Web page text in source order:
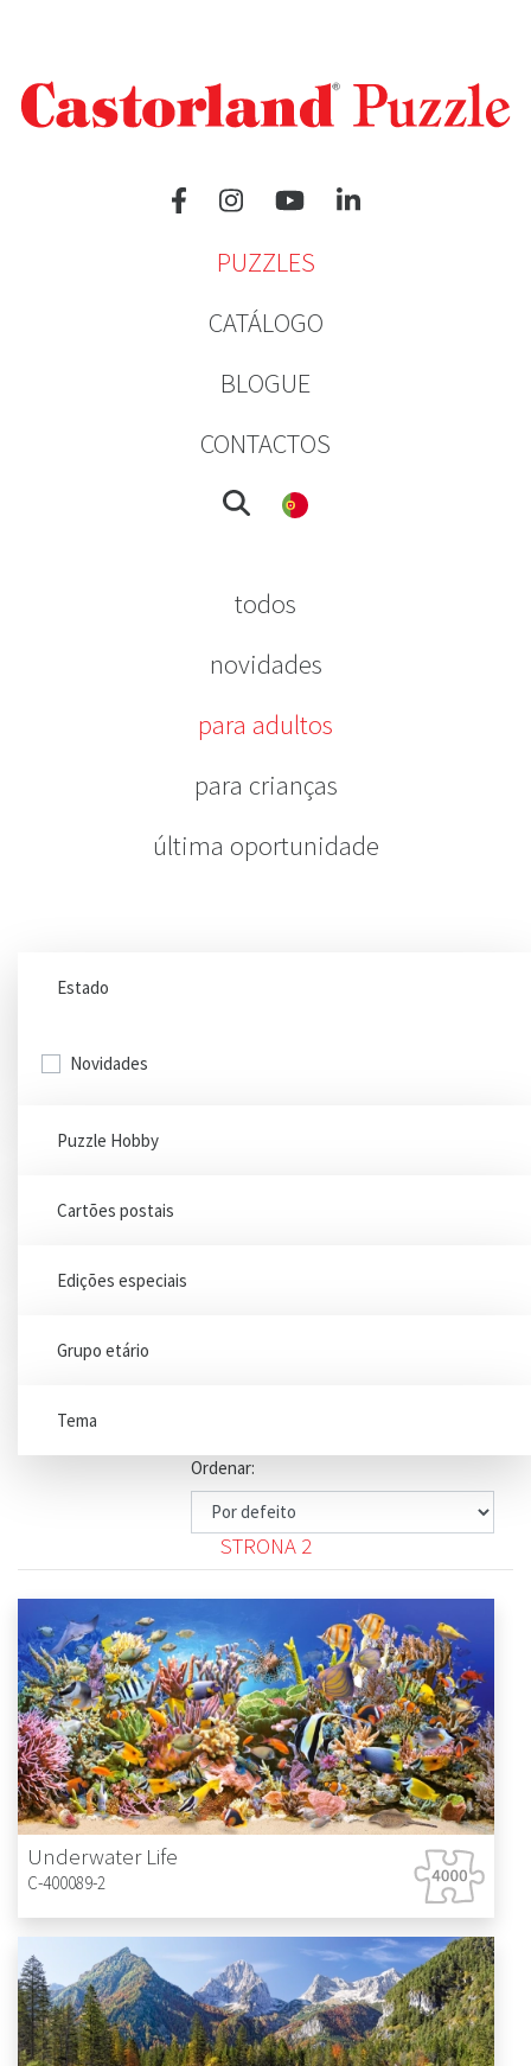
PUZZLES
CATÁLOGO
BLOGUE
CONTACTOS
todos
novidades
para adultos
para crianças
última oportunidade
Estado
Novidades
Puzzle Hobby
Cartões postais
Edições especiais
Grupo etário
Tema
Ordenar:
STRONA 2
Underwater Life
C-400089-2